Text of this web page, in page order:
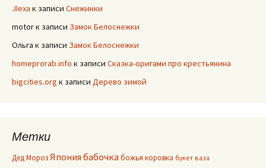
JIexa к записи Снежинки
motorк записи Замок Белоснежки
Ольга к записи Замок Белоснежки
homeprorab.info к записи Сказка-оригами про крестьянина
bigcities.org к записи Дерево зимой
Метки
Дед МорозЯпония бабочкабожья коровка букет ваза